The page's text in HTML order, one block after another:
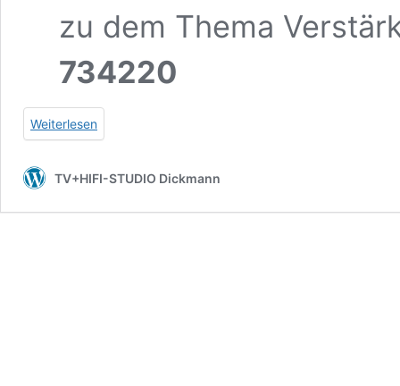
zu dem Thema
734220
Weiterlesen
TV+HIFI-STUDIO Dickmann